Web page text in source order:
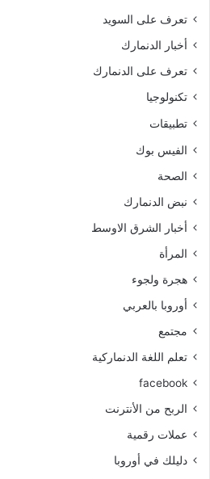
تعرف على السويد
أخبار الدنمارك
تعرف على الدنمارك
تكنولوجيا
تطبيقات
الفيس بوك
الصحة
نبض الدنمارك
أخبار الشرق الاوسط
المرأة
هجرة ولجوء
أوروبا بالعربي
مجتمع
تعلم اللغة الدنماركية
facebook
الربح من الأنترنت
عملات رقمية
دليلك في أوروبا